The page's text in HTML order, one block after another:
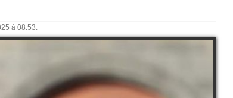
à 08:53.